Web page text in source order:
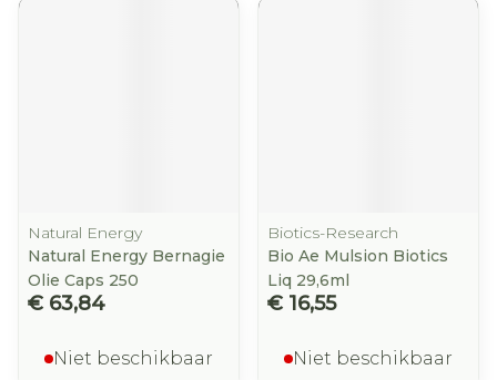
Natural Energy
Natural Energy Bernagie
Olie Caps 250
€ 63,84
Niet beschikbaar
Biotics-Research
Bio Ae Mulsion Biotics
Liq 29,6ml
€ 16,55
Niet beschikbaar